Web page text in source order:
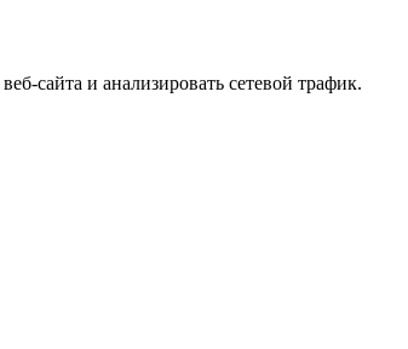
сайта и анализировать сетевой трафик.